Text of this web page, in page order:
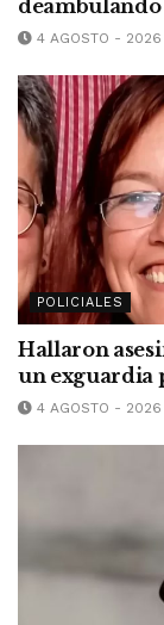
4 AGOSTO - 2026
POLICIALES
Hallaron
un exguardia
4 AGOSTO - 2026